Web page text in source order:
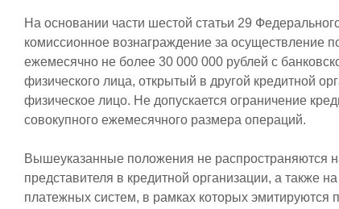
На основании части шестой статьи 29
комиссионное вознаграждение за осуществление
ежемесячно не более 30 000 000 рублей с
физического лица, открытый в другой кредитной
физическое лицо. Не допускается ограничение
совокупного ежемесячного размера операций.
Вышеуказанные положения не распространяются
представителя в кредитной организации, а также
платежных систем, в рамках которых